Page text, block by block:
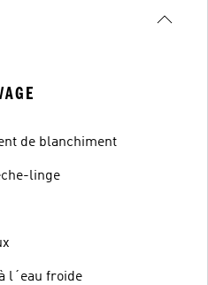
de blanchiment
linge
l´eau froide